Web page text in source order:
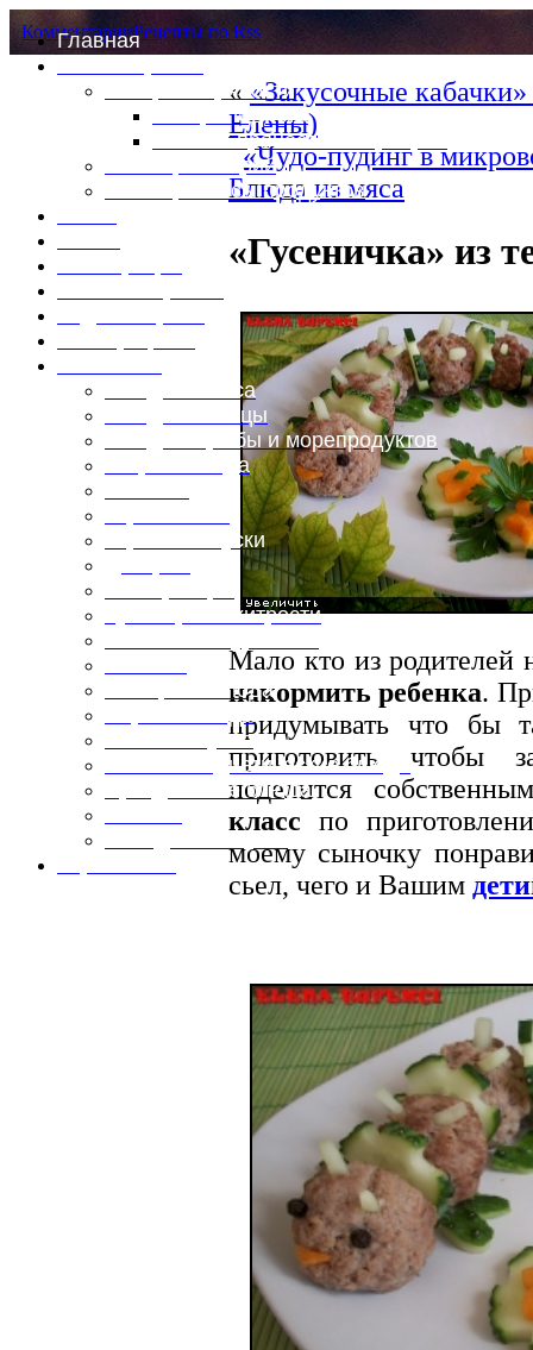
Главная
Специи и пряности
Специи и диета
Каталог пряностей и приправ
Таблица калорий
Таблица массы продуктов
Блюда из мяса
Блюда из птицы
Блюда из рыбы и морепродуктов
Вторые блюда
Горячие закуски
Кулинарные хитрости
Овощные блюда
Первые блюда
Полевая кухня
Постные и диетические блюда
Праздничные блюда
КомментарииРецепты по Rss
««Закусочные
Елены)
«Чудо-пудинг в
Блюда из мяса
«Гусеничка» из
Мало кто из родителей
накормить ребенка.
придумывать что бы
приготовить чтобы
поделится
класс по
моему сыночку
сьел, чего и Вашим